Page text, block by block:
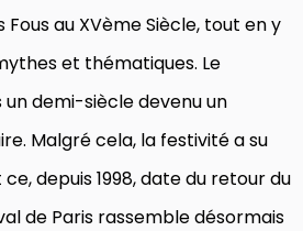
au XVème Siècle, tout en y
et thématiques. Le
demi-siècle devenu un
Malgré cela, la festivité a su
depuis 1998, date du retour du
de Paris rassemble désormais